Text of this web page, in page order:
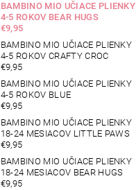
BAMBINO MIO UČIACE PLIENKY
4-5 ROKOV BEAR HUGS
€9,95
BAMBINO MIO UČIACE PLIENKY
4-5 ROKOV CRAFTY CROC
€9,95
BAMBINO MIO UČIACE PLIENKY
4-5 ROKOV BLUE
€9,95
BAMBINO MIO UČIACE PLIENKY
18-24 MESIACOV LITTLE PAWS
€9,95
BAMBINO MIO UČIACE PLIENKY
18-24 MESIACOV BEAR HUGS
€9,95